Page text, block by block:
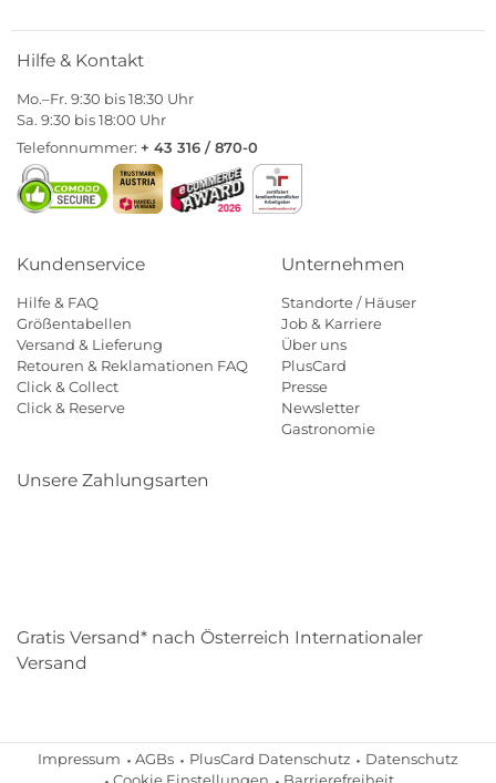
Hilfe & Kontakt
Mo.–Fr. 9:30 bis 18:30 Uhr
Sa. 9:30 bis 18:00 Uhr
Telefonnummer: + 43 316 / 870-0
Kundenservice
Hilfe & FAQ
Größentabellen
Versand & Lieferung
Retouren & Reklamationen FAQ
Click & Collect
Click & Reserve
Unternehmen
Standorte / Häuser
Job & Karriere
Über uns
PlusCard
Presse
Newsletter
Gastronomie
Unsere Zahlungsarten
Gratis Versand* nach Österreich Internationaler
Versand
Impressum AGBs PlusCard Datenschutz
Datenschutz